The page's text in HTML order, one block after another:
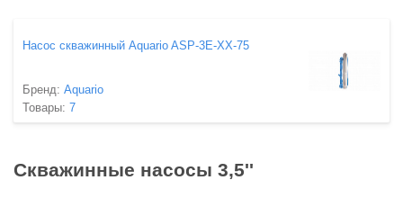
Насос скважинный Aquario ASP-3E-XX-75
Бренд: Aquario
Товары: 7
Скважинные насосы 3,5''